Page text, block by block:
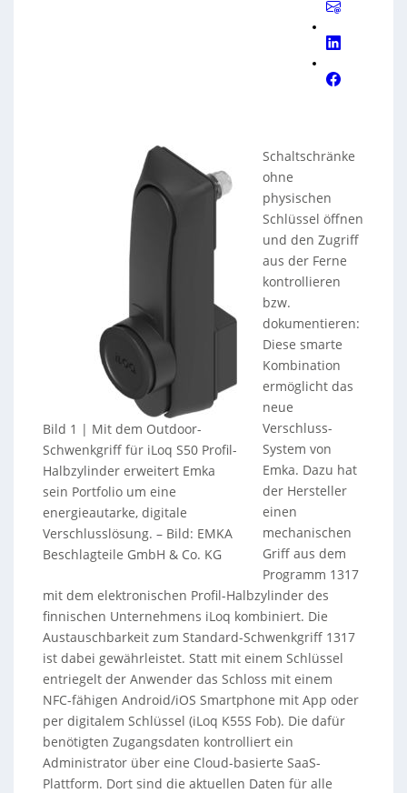
Bild 1 | Mit dem Outdoor-
Schwenkgriff für iLoq S50 Profil-
Halbzylinder erweitert Emka
sein Portfolio um eine
energieautarke, digitale
Verschlusslösung. – Bild: EMKA
Beschlagteile GmbH & Co. KG
Schaltschränke
ohne
physischen
Schlüssel öffnen
und den Zugriff
aus der Ferne
kontrollieren
bzw.
dokumentieren:
Diese smarte
Kombination
ermöglicht das
neue
Verschluss-
System von
Emka. Dazu hat
der Hersteller
einen
mechanischen
Griff aus dem
Programm 1317
mit dem elektronischen Profil-Halbzylinder des
finnischen Unternehmens iLoq kombiniert. Die
Austauschbarkeit zum Standard-Schwenkgriff 1317
ist dabei gewährleistet. Statt mit einem Schlüssel
entriegelt der Anwender das Schloss mit einem
NFC-fähigen Android/iOS Smartphone mit App oder
per digitalem Schlüssel (iLoq K55S Fob). Die dafür
benötigten Zugangsdaten kontrolliert ein
Administrator über eine Cloud-basierte SaaS-
Plattform. Dort sind die aktuellen Daten für alle